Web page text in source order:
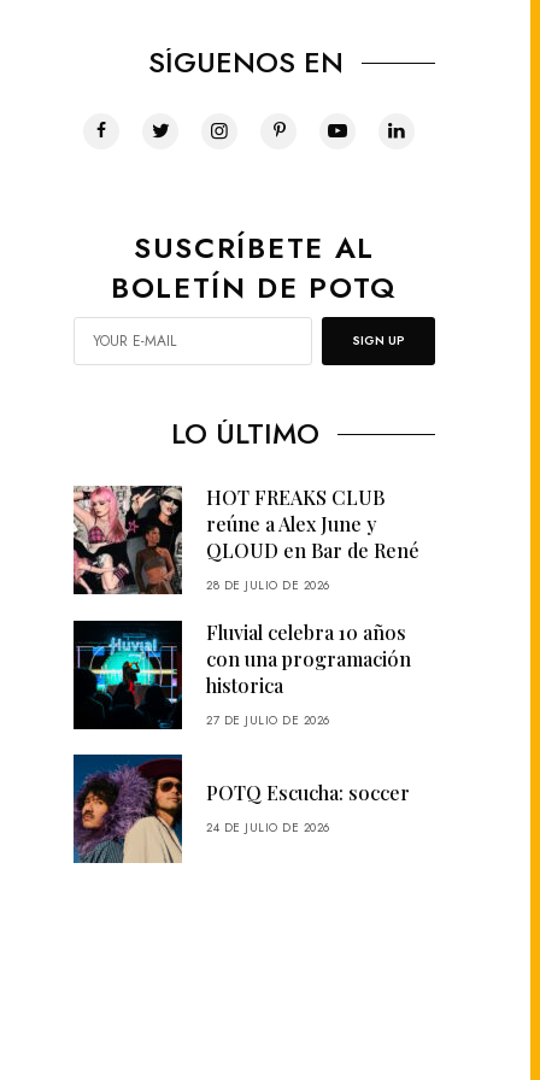
SÍGUENOS EN
SUSCRÍBETE AL
BOLETÍN DE POTQ
SIGN UP
LO ÚLTIMO
HOT FREAKS CLUB
reúne a Alex June y
QLOUD en Bar de René
28 DE JULIO DE 2026
Fluvial celebra 10 años
con una programación
historica
27 DE JULIO DE 2026
POTQ Escucha: soccer
24 DE JULIO DE 2026